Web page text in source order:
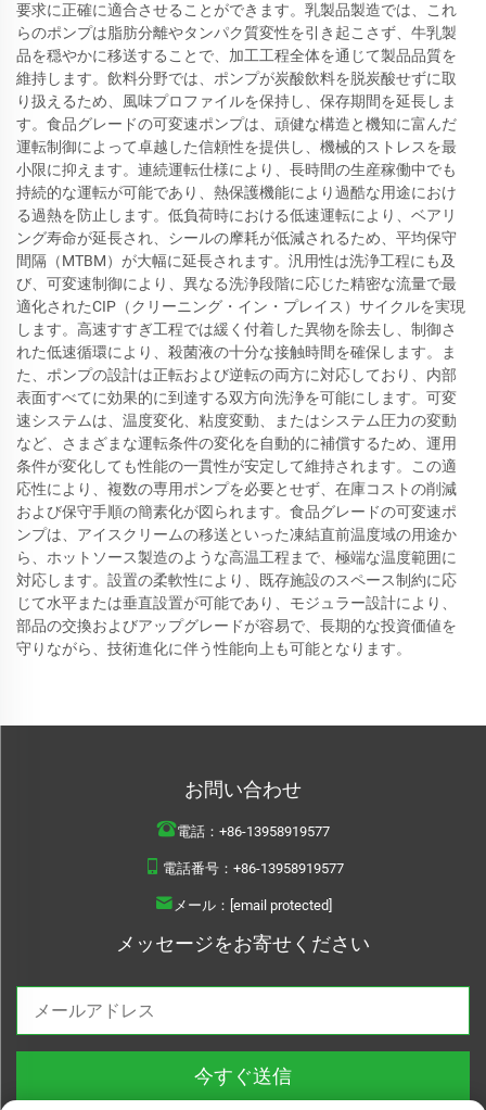
要求に正確に適合させることができます。乳製品製造では、これ
らのポンプは脂肪分離やタンパク質変性を引き起こさず、牛乳製
品を穏やかに移送することで、加工工程全体を通じて製品品質を
維持します。飲料分野では、ポンプが炭酸飲料を脱炭酸せずに取
り扱えるため、風味プロファイルを保持し、保存期間を延長しま
す。食品グレードの可変速ポンプは、頑健な構造と機知に富んだ
運転制御によって卓越した信頼性を提供し、機械的ストレスを最
小限に抑えます。連続運転仕様により、長時間の生産稼働中でも
持続的な運転が可能であり、熱保護機能により過酷な用途におけ
る過熱を防止します。低負荷時における低速運転により、ベアリ
ング寿命が延長され、シールの摩耗が低減されるため、平均保守
間隔（MTBM）が大幅に延長されます。汎用性は洗浄工程にも及
び、可変速制御により、異なる洗浄段階に応じた精密な流量で最
適化されたCIP（クリーニング・イン・プレイス）サイクルを実現
します。高速すすぎ工程では緩く付着した異物を除去し、制御さ
れた低速循環により、殺菌液の十分な接触時間を確保します。ま
た、ポンプの設計は正転および逆転の両方に対応しており、内部
表面すべてに効果的に到達する双方向洗浄を可能にします。可変
速システムは、温度変化、粘度変動、またはシステム圧力の変動
など、さまざまな運転条件の変化を自動的に補償するため、運用
条件が変化しても性能の一貫性が安定して維持されます。この適
応性により、複数の専用ポンプを必要とせず、在庫コストの削減
および保守手順の簡素化が図られます。食品グレードの可変速ポ
ンプは、アイスクリームの移送といった凍結直前温度域の用途か
ら、ホットソース製造のような高温工程まで、極端な温度範囲に
対応します。設置の柔軟性により、既存施設のスペース制約に応
じて水平または垂直設置が可能であり、モジュラー設計により、
部品の交換およびアップグレードが容易で、長期的な投資価値を
守りながら、技術進化に伴う性能向上も可能となります。
お問い合わせ
電話： +86-13958919577
電話番号： +86-13958919577
メール： [email protected]
メッセージをお寄せください
今すぐ送信